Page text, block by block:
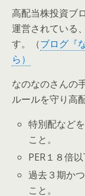
高配当株投資ブ
運営されている
す。（ブログ『
ら）
なのなのさんの
ルールを守り高
特別配など
こと。
PER１８倍
過去３期か
こと。